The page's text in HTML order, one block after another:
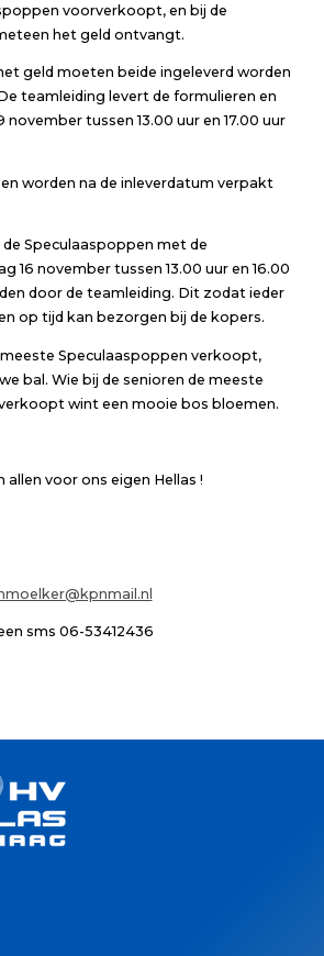
voorverkoopt, en bij de
het geld ontvangt.
geld moeten beide ingeleverd worden
teamleiding levert de formulieren en
tussen 13.00 uur en 17.00 uur
worden na de inleverdatum verpakt
Speculaaspoppen met de
16 november tussen 13.00 uur en 16.00
door de teamleiding. Dit zodat ieder
op tijd kan bezorgen bij de kopers.
Speculaaspoppen verkoopt,
bal. Wie bij de senioren de meeste
wint een mooie bos bloemen.
allen voor ons eigen Hellas !
sms 06-53412436